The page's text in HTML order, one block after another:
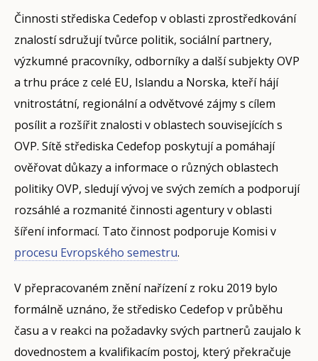
Činnosti střediska Cedefop v oblasti zprostředkování
znalostí sdružují tvůrce politik, sociální partnery,
výzkumné pracovníky, odborníky a další subjekty OVP
a trhu práce z celé EU, Islandu a Norska, kteří hájí
vnitrostátní, regionální a odvětvové zájmy s cílem
posílit a rozšířit znalosti v oblastech souvisejících s
OVP. Sítě střediska Cedefop poskytují a pomáhají
ověřovat důkazy a informace o různých oblastech
politiky OVP, sledují vývoj ve svých zemích a podporují
rozsáhlé a rozmanité činnosti agentury v oblasti
šíření informací. Tato činnost podporuje Komisi v
procesu Evropského semestru.
V přepracovaném znění nařízení z roku 2019 bylo
formálně uznáno, že středisko Cedefop v průběhu
času a v reakci na požadavky svých partnerů zaujalo k
dovednostem a kvalifikacím postoj, který překračuje